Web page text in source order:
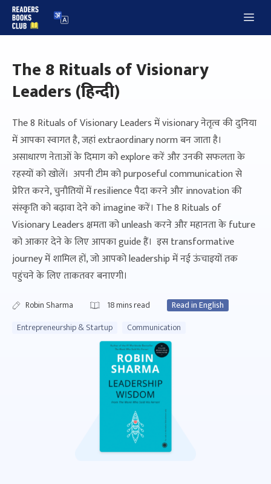
Skip
to
The 8 Rituals of Visionary
Leaders (हिन्दी)
The 8 Rituals of Visionary Leaders में visionary नेतृत्व की दुनिया
में आपका स्वागत है, जहां extraordinary norm बन जाता है।
असाधारण नेताओं के दिमाग को explore करें और उनकी सफलता के
रहस्यों को खोलें। अपनी टीम को purposeful communication से
प्रेरित करने, चुनौतियों में resilience पैदा करने और innovation की
संस्कृति को बढ़ावा देने को imagine करें। The 8 Rituals of
Visionary Leaders क्षमता को unleash करने और महानता के future
को आकार देने के लिए आपका guide हैं। इस transformative
journey में शामिल हों, जो आपको leadership में नई ऊंचाइयों तक
पहुंचने के लिए ताकतवर बनाएगी।
Robin Sharma 18mins read
Read in English
Entrepreneurship & Startup
Communication